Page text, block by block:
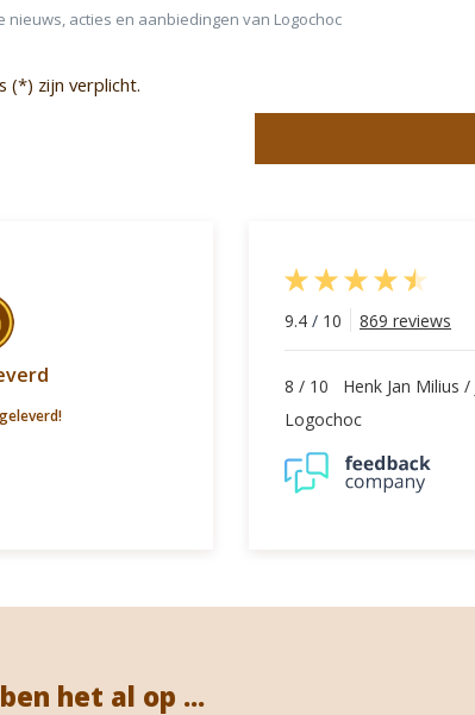
nieuws, acties en aanbiedingen van Logochoc
(*) zijn verplicht.
9.4 / 10 869 reviews
8 / 10
Henk Jan Milius
Logochoc
het al op ...